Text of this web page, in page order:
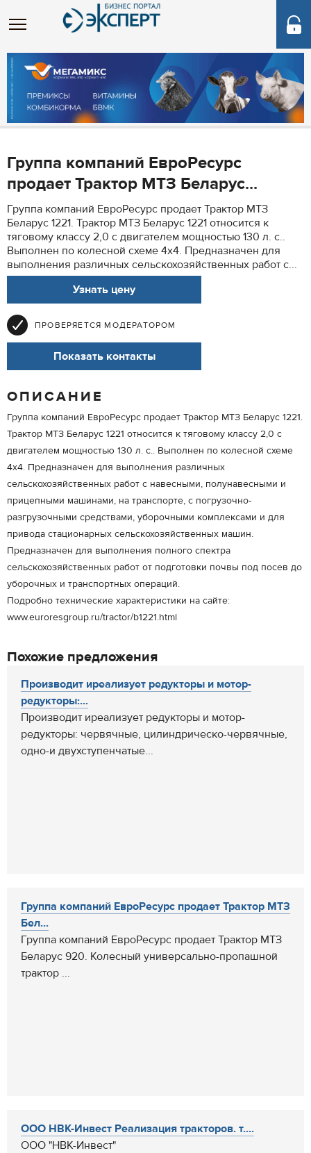
Группа компаний ЕвроРесурс
продает Трактор МТЗ Беларус...
Группа компаний ЕвроРесурс продает Трактор МТЗ
Беларус 1221. Трактор МТЗ Беларус 1221 относится к
тяговому классу 2,0 с двигателем мощностью 130 л. с..
Выполнен по колесной схеме 4х4. Предназначен для
выполнения различных сельскохозяйственных работ с...
Узнать цену
ПРОВЕРЯЕТСЯ МОДЕРАТОРОМ
Показать контакты
ОПИСАНИЕ
Группа компаний ЕвроРесурс продает Трактор МТЗ Беларус 1221.
Трактор МТЗ Беларус 1221 относится к тяговому классу 2,0 с
двигателем мощностью 130 л. с.. Выполнен по колесной схеме
4х4. Предназначен для выполнения различных
сельскохозяйственных работ с навесными, полунавесными и
прицепными машинами, на транспорте, с погрузочно-
разгрузочными средствами, уборочными комплексами и для
привода стационарных сельскохозяйственных машин.
Предназначен для выполнения полного спектра
сельскохозяйственных работ от подготовки почвы под посев до
уборочных и транспортных операций.
Подробно технические характеристики на сайте:
www.euroresgroup.ru/tractor/b1221.html
Похожие предложения
Производит иреализует редукторы и мотор-
редукторы:...
Производит иреализует редукторы и мотор-
редукторы: червячные, цилиндрическо-червячные,
одно-и двухступенчатые...
Группа компаний ЕвроРесурс продает Трактор МТЗ
Бел...
Группа компаний ЕвроРесурс продает Трактор МТЗ
Беларус 920. Колесный универсально-пропашной
трактор ...
ООО НВК-Инвест Реализация тракторов. т....
ООО "НВК-Инвест"